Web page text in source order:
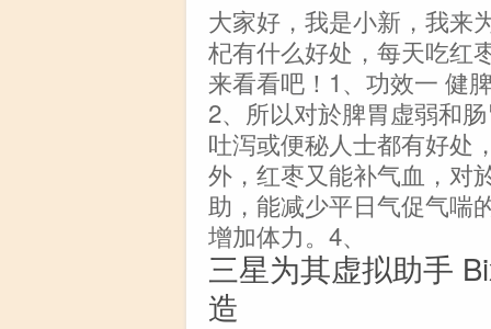
大家好，我是小新，我来
杞有什么好处，每天吃红
来看看吧！1、功效一 健
2、所以对於脾胃虚弱和
吐泻或便秘人士都有好处
外，红枣又能补气血，对
助，能减少平日气促气喘
增加体力。4、
三星为其虚拟助手
造